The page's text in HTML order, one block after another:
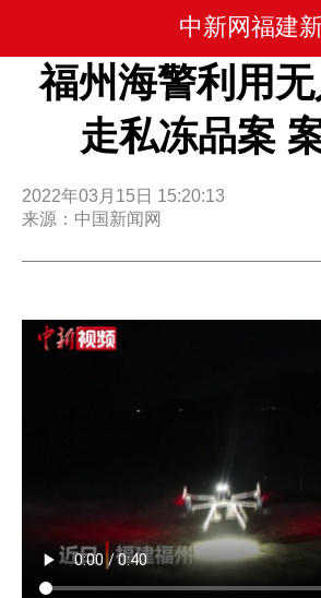
中新网福建
福州海警利用
走私冻品案
2022年03月15日 15:20:13
来源：中国新闻网